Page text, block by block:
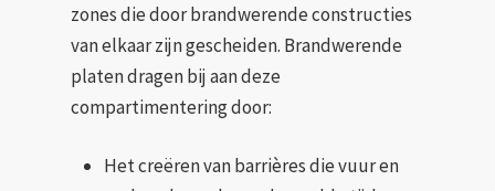
zones die door brandwerende constructies
van elkaar zijn gescheiden. Brandwerende
platen dragen bij aan deze
compartimentering door:
Het creëren van barrières die vuur en